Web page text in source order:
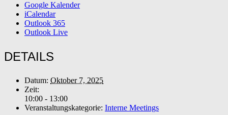
Google Kalender
iCalendar
Outlook 365
Outlook Live
DETAILS
Datum: Oktober 7, 2025
Zeit:
10:00 - 13:00
Veranstaltungskategorie: Interne Meetings